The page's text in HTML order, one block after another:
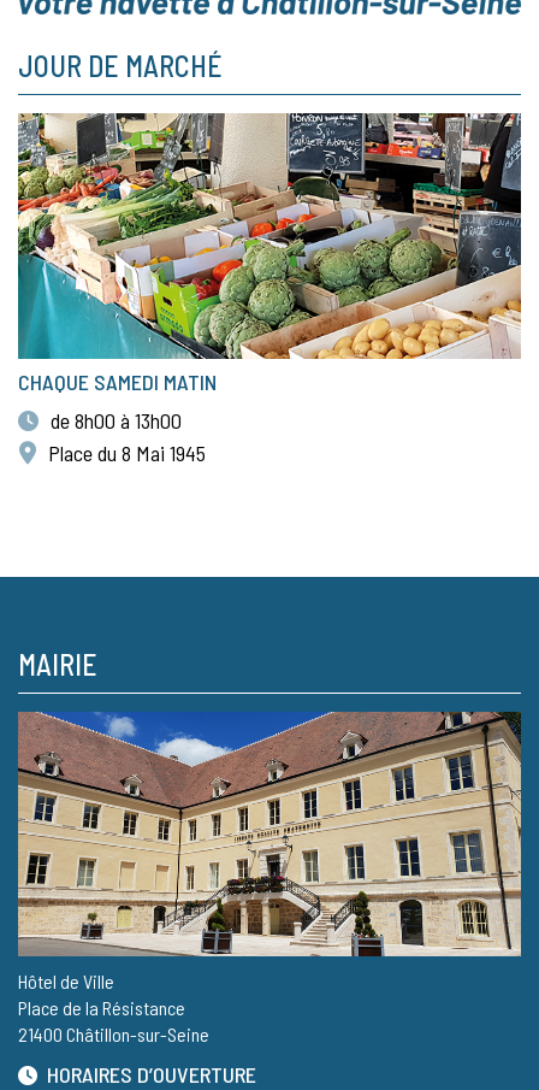
JOUR DE MARCHÉ
CHAQUE SAMEDI MATIN
de 8h00 à 13h00
Place du 8 Mai 1945
MAIRIE
Hôtel de Ville
Place de la Résistance
21400 Châtillon-sur-Seine
HORAIRES D’OUVERTURE